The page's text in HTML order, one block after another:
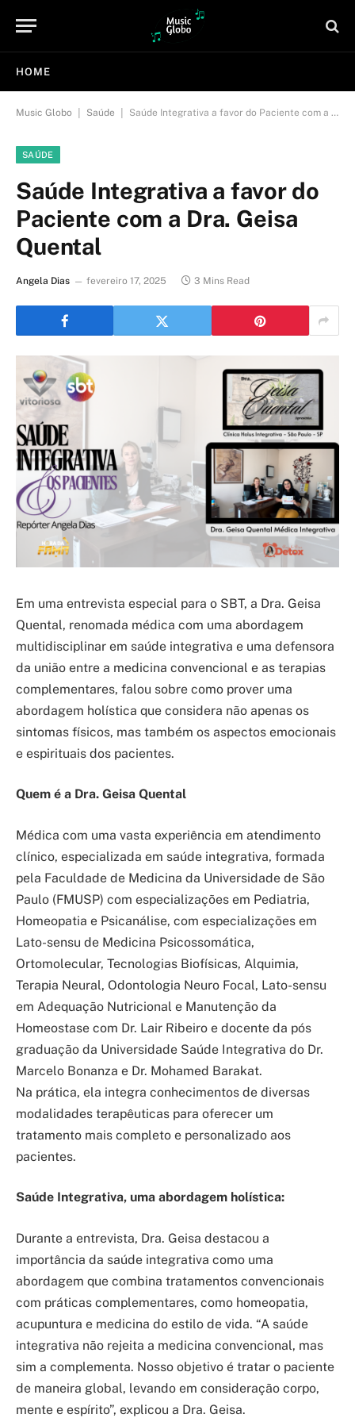
HOME
Music Globo Saúde Saúde Integrativa a favor do Paciente com a Dra. Geisa Quental
SAÚDE
Saúde Integrativa a favor do
Paciente com a Dra. Geisa
Quental
Angela Dias fevereiro 17, 2025 3 Mins Read
Em uma entrevista especial para o SBT, a Dra. Geisa
Quental, renomada médica com uma abordagem
multidisciplinar em saúde integrativa e uma defensora
da união entre a medicina convencional e as terapias
complementares, falou sobre como prover uma
abordagem holística que considera não apenas os
sintomas físicos, mas também os aspectos emocionais
e espirituais dos pacientes.
Quem é a Dra. Geisa Quental
Médica com uma vasta experiência em atendimento
clínico, especializada em saúde integrativa, formada
pela Faculdade de Medicina da Universidade de São
Paulo (FMUSP) com especializações em Pediatria,
Homeopatia e Psicanálise, com especializações em
Lato-sensu de Medicina Psicossomática,
Ortomolecular, Tecnologias Biofísicas, Alquimia,
Terapia Neural, Odontologia Neuro Focal, Lato-sensu
em Adequação Nutricional e Manutenção da
Homeostase com Dr. Lair Ribeiro e docente da pós
graduação da Universidade Saúde Integrativa do Dr.
Marcelo Bonanza e Dr. Mohamed Barakat.
Na prática, ela integra conhecimentos de diversas
modalidades terapêuticas para oferecer um
tratamento mais completo e personalizado aos
pacientes.
Saúde Integrativa, uma abordagem holística:
Durante a entrevista, Dra. Geisa destacou a
importância da saúde integrativa como uma
abordagem que combina tratamentos convencionais
com práticas complementares, como homeopatia,
acupuntura e medicina do estilo de vida. “A saúde
integrativa não rejeita a medicina convencional, mas
sim a complementa. Nosso objetivo é tratar o paciente
de maneira global, levando em consideração corpo,
mente e espírito”, explicou a Dra. Geisa.